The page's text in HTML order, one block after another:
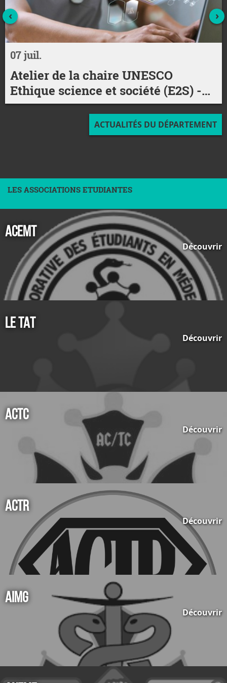
07 juil.
Atelier de la chaire UNESCO
Ethique science et société (E2S) -
Perspectives de l'intelligence
artificielle en santé
‹ ›
ACTUALITÉS DU DÉPARTEMENT
LES ASSOCIATIONS ETUDIANTES
ACEMT
Découvrir
Le TAT
Découvrir
ACTC
Découvrir
ACTR
Découvrir
AIMG
Découvrir